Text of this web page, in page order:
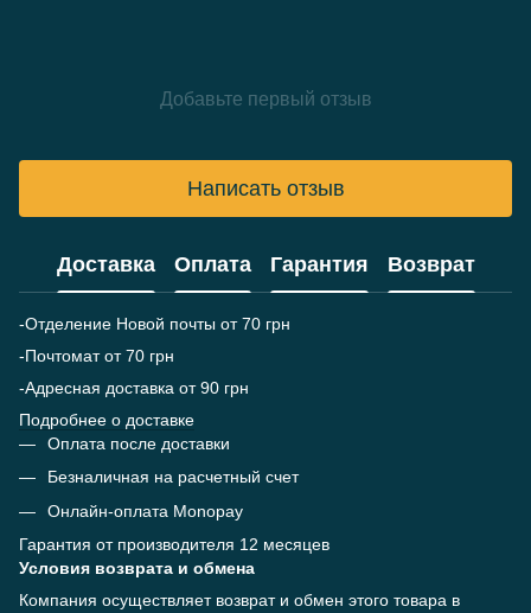
Добавьте первый отзыв
Написать отзыв
Доставка Оплата Гарантия Возврат
-Отделение Новой почты от 70 грн
-Почтомат от 70 грн
-Адресная доставка от 90 грн
Подробнее о доставке
Оплата после доставки
Безналичная на расчетный счет
Онлайн-оплата Monopay
Гарантия от производителя 12 месяцев
Условия возврата и обмена
Компания осуществляет возврат и обмен этого товара в